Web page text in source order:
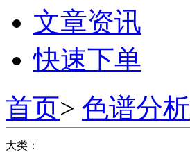
文章资讯
快速下单
首页> 色谱分析
大类：